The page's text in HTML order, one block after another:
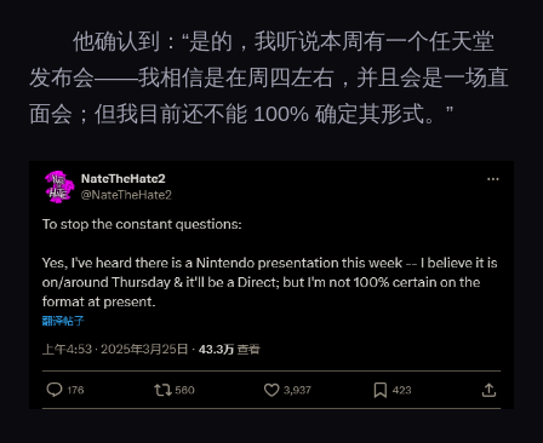
他确认到：“是的，我听说本周有一个任天堂
发布会——我相信是在周四左右，并且会是一场直
面会；但我目前还不能 100% 确定其形式。”